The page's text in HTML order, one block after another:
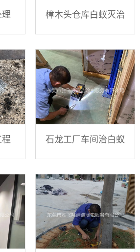
樟木头仓库白蚁灭治
石龙工厂车间治白蚁